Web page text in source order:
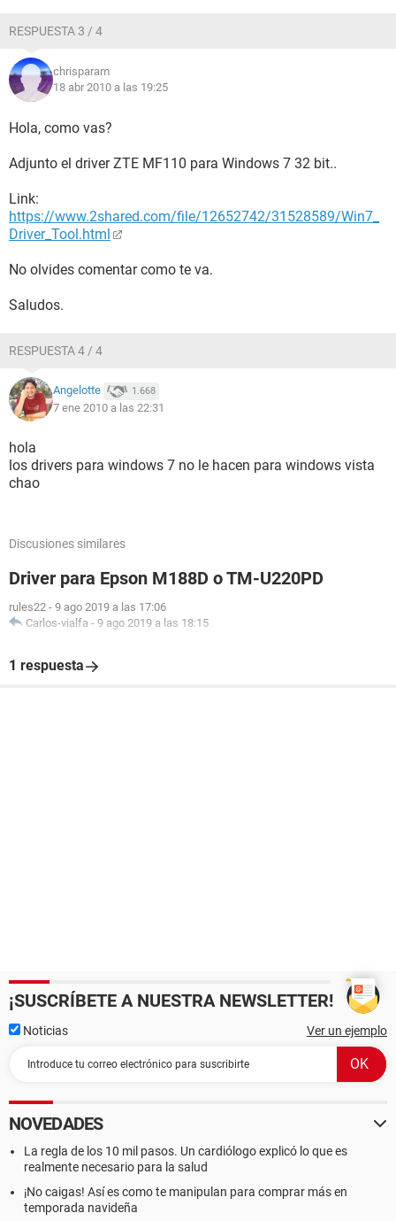
RESPUESTA 3 / 4
chrisparam
18 abr 2010 a las 19:25
Hola, como vas?
Adjunto el driver ZTE MF110 para Windows 7 32 bit..
Link:
https://www.2shared.com/file/12652742/31528589/Win7_
Driver_Tool.html
No olvides comentar como te va.
Saludos.
RESPUESTA 4 / 4
Angelotte 1.668
7 ene 2010 a las 22:31
hola
los drivers para windows 7 no le hacen para windows vista
chao
Discusiones similares
Driver para Epson M188D o TM-U220PD
rules22 - 9 ago 2019 a las 17:06
Carlos-vialfa - 9 ago 2019 a las 18:15
1 respuesta
¡SUSCRÍBETE A NUESTRA NEWSLETTER!
Noticias Ver un ejemplo
NOVEDADES
La regla de los 10 mil pasos. Un cardiólogo explicó lo que es
realmente necesario para la salud
¡No caigas! Así es como te manipulan para comprar más en
temporada navideña